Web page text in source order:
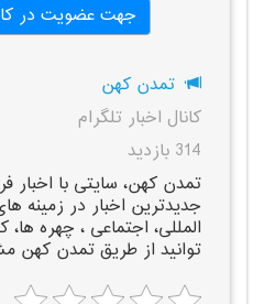
جهت عضویت در
تمدن کهن
کانال اخبار تلگرام
314 بازدید
تمدن کهن، سایتی با اخبار
جدیدترین اخبار در زمینه
المللی، اجتماعی ، چهره
توانید از طریق تمدن کهن